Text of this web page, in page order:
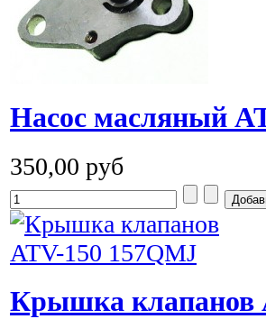
Насос масляный
350,00 руб
Крышка клапанов